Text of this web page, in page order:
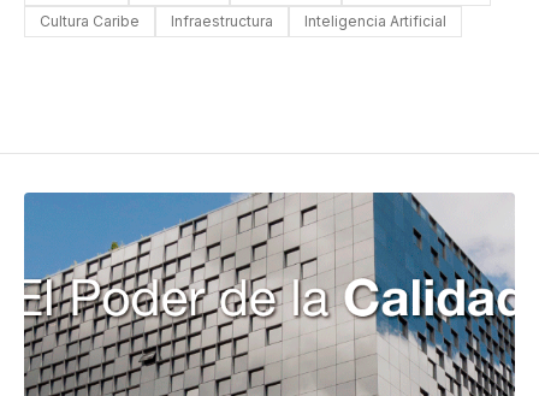
Cultura Caribe
Infraestructura Inteligencia Artificial